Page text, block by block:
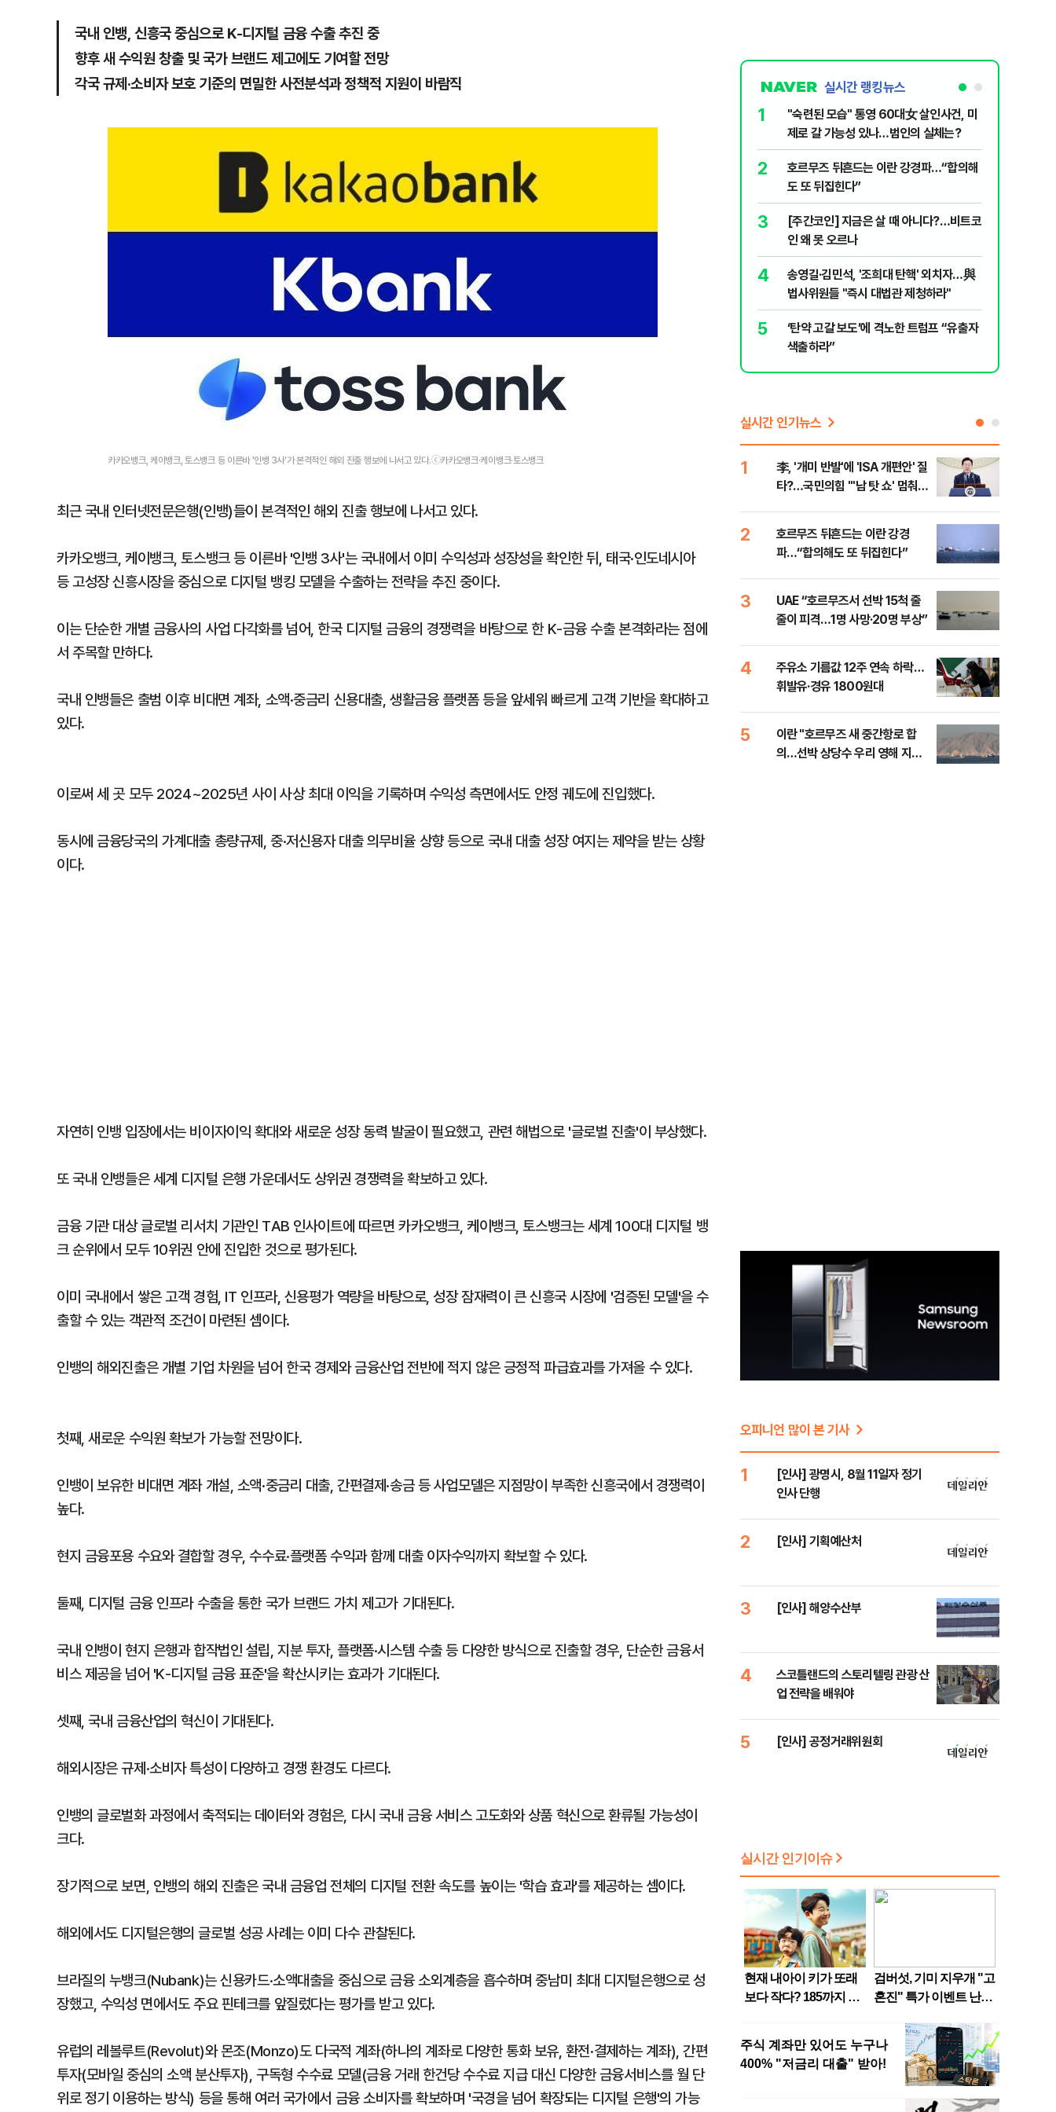
국내 인뱅, 신흥국 중심으로 K-디지털 금융 수출 추진 중
향후 새 수익원 창출 및 국가 브랜드 제고에도 기여할 전망
각국 규제·소비자 보호 기준의 면밀한 사전분석과 정책적 지원이 바람직
카카오뱅크, 케이뱅크, 토스뱅크 등 이른바 '인뱅 3사'가 본격적인 해외 진출 행보에 나서고 있다.ⓒ카카오뱅크·케이뱅크·토스뱅크
최근 국내 인터넷전문은행(인뱅)들이 본격적인 해외 진출 행보에 나서고 있다.
카카오뱅크, 케이뱅크, 토스뱅크 등 이른바 '인뱅 3사'는 국내에서 이미 수익성과 성장성을 확인한 뒤, 태국·인도네시아
등 고성장 신흥시장을 중심으로 디지털 뱅킹 모델을 수출하는 전략을 추진 중이다.
이는 단순한 개별 금융사의 사업 다각화를 넘어, 한국 디지털 금융의 경쟁력을 바탕으로 한 K-금융 수출 본격화라는 점에
서 주목할 만하다.
국내 인뱅들은 출범 이후 비대면 계좌, 소액·중금리 신용대출, 생활금융 플랫폼 등을 앞세워 빠르게 고객 기반을 확대하고
있다.
이로써 세 곳 모두 2024~2025년 사이 사상 최대 이익을 기록하며 수익성 측면에서도 안정 궤도에 진입했다.
동시에 금융당국의 가계대출 총량규제, 중·저신용자 대출 의무비율 상향 등으로 국내 대출 성장 여지는 제약을 받는 상황
이다.
자연히 인뱅 입장에서는 비이자이익 확대와 새로운 성장 동력 발굴이 필요했고, 관련 해법으로 '글로벌 진출'이 부상했다.
또 국내 인뱅들은 세계 디지털 은행 가운데서도 상위권 경쟁력을 확보하고 있다.
금융 기관 대상 글로벌 리서치 기관인 TAB 인사이트에 따르면 카카오뱅크, 케이뱅크, 토스뱅크는 세계 100대 디지털 뱅
크 순위에서 모두 10위권 안에 진입한 것으로 평가된다.
이미 국내에서 쌓은 고객 경험, IT 인프라, 신용평가 역량을 바탕으로, 성장 잠재력이 큰 신흥국 시장에 '검증된 모델'을 수
출할 수 있는 객관적 조건이 마련된 셈이다.
인뱅의 해외진출은 개별 기업 차원을 넘어 한국 경제와 금융산업 전반에 적지 않은 긍정적 파급효과를 가져올 수 있다.
첫째, 새로운 수익원 확보가 가능할 전망이다.
인뱅이 보유한 비대면 계좌 개설, 소액·중금리 대출, 간편결제·송금 등 사업모델은 지점망이 부족한 신흥국에서 경쟁력이
높다.
현지 금융포용 수요와 결합할 경우, 수수료·플랫폼 수익과 함께 대출 이자수익까지 확보할 수 있다.
둘째, 디지털 금융 인프라 수출을 통한 국가 브랜드 가치 제고가 기대된다.
국내 인뱅이 현지 은행과 합작법인 설립, 지분 투자, 플랫폼·시스템 수출 등 다양한 방식으로 진출할 경우, 단순한 금융서
비스 제공을 넘어 'K-디지털 금융 표준'을 확산시키는 효과가 기대된다.
셋째, 국내 금융산업의 혁신이 기대된다.
해외시장은 규제·소비자 특성이 다양하고 경쟁 환경도 다르다.
인뱅의 글로벌화 과정에서 축적되는 데이터와 경험은, 다시 국내 금융 서비스 고도화와 상품 혁신으로 환류될 가능성이
크다.
장기적으로 보면, 인뱅의 해외 진출은 국내 금융업 전체의 디지털 전환 속도를 높이는 '학습 효과'를 제공하는 셈이다.
해외에서도 디지털은행의 글로벌 성공 사례는 이미 다수 관찰된다.
브라질의 누뱅크(Nubank)는 신용카드·소액대출을 중심으로 금융 소외계층을 흡수하며 중남미 최대 디지털은행으로 성
장했고, 수익성 면에서도 주요 핀테크를 앞질렀다는 평가를 받고 있다.
유럽의 레볼루트(Revolut)와 몬조(Monzo)도 다국적 계좌(하나의 계좌로 다양한 통화 보유, 환전·결제하는 계좌), 간편
투자(모바일 중심의 소액 분산투자), 구독형 수수료 모델(금융 거래 한건당 수수료 지급 대신 다양한 금융서비스를 월 단
위로 정기 이용하는 방식) 등을 통해 여러 국가에서 금융 소비자를 확보하며 '국경을 넘어 확장되는 디지털 은행'의 가능
실시간 랭킹뉴스
1
"숙련된 모습" 통영 60대女 살인사건, 미
제로 갈 가능성 있나…범인의 실체는?
2
호르무즈 뒤흔드는 이란 강경파…“합의해
도 또 뒤집힌다”
3
[주간코인] 지금은 살 때 아니다?…비트코
인 왜 못 오르나
4
송영길·김민석, '조희대 탄핵' 외치자…與
법사위원들 "즉시 대법관 제청하라"
5
‘탄약 고갈 보도’에 격노한 트럼프 “유출자
색출하라”
실시간 인기뉴스
1
李, '개미 반발'에 'ISA 개편안' 질
타?…국민의힘 "'남 탓 쇼' 멈춰
2
호르무즈 뒤흔드는 이란 강경
파…“합의해도 또 뒤집힌다”
3
UAE “호르무즈서 선박 15척 줄
줄이 피격…1명 사망·20명 부상”
4
주유소 기름값 12주 연속 하락…
휘발유·경유 1800원대
5
이란 "호르무즈 새 중간항로 합
의…선박 상당수 우리 영해 지난
오피니언 많이 본 기사
1
[인사] 광명시, 8월 11일자 정기
인사 단행
2 [인사] 기획예산처
3 [인사] 해양수산부
4
스코틀랜드의 스토리텔링 관광 산
업 전략을 배워야
5 [인사] 공정거래위원회